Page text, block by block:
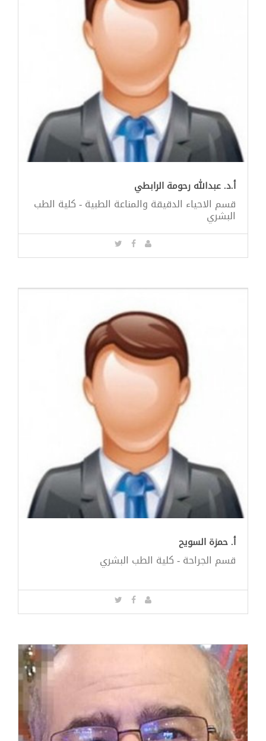
أ.د. عبدالله رحومة الرابطي
قسم الاحياء الدقيقة والمناعة الطبية - كلية الطب
البشري
أ. حمزة السويح
قسم الجراحة - كلية الطب البشري